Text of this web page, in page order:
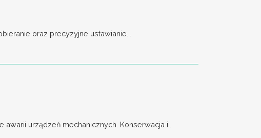
oraz precyzyjne ustawianie...
urządzeń mechanicznych. Konserwacja i...